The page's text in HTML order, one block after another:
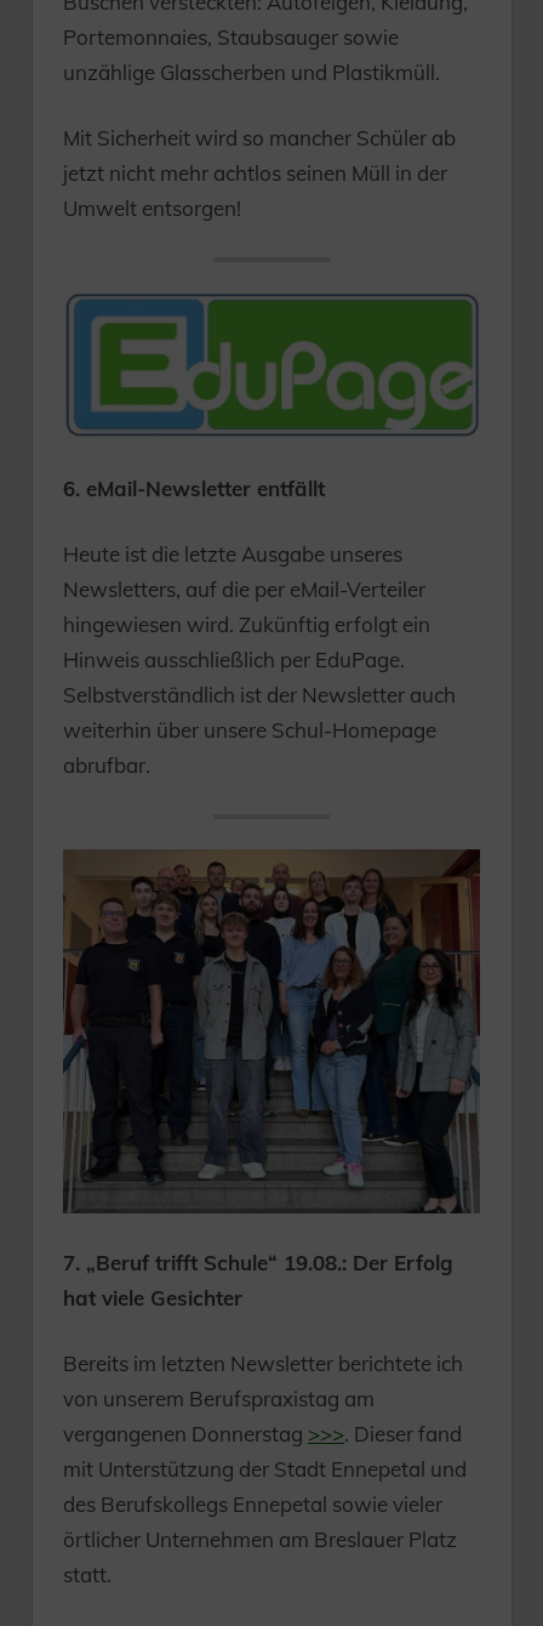
Portemonnaies, Staubsauger sowie
unzählige Glasscherben und Plastikmüll.
Mit Sicherheit wird so mancher Schüler ab
jetzt nicht mehr achtlos seinen Müll in der
Umwelt entsorgen!
6. eMail-Newsletter entfällt
Heute ist die letzte Ausgabe unseres
Newsletters, auf die per eMail-Verteiler
hingewiesen wird. Zukünftig erfolgt ein
Hinweis ausschließlich per EduPage.
Selbstverständlich ist der Newsletter auch
weiterhin über unsere Schul-Homepage
abrufbar.
7. „Beruf trifft Schule“ 19.08.: Der Erfolg
hat viele Gesichter
Bereits im letzten Newsletter berichtete ich
von unserem Berufspraxistag am
vergangenen Donnerstag >>>. Dieser fand
mit Unterstützung der Stadt Ennepetal und
des Berufskollegs Ennepetal sowie vieler
örtlicher Unternehmen am Breslauer Platz
statt.